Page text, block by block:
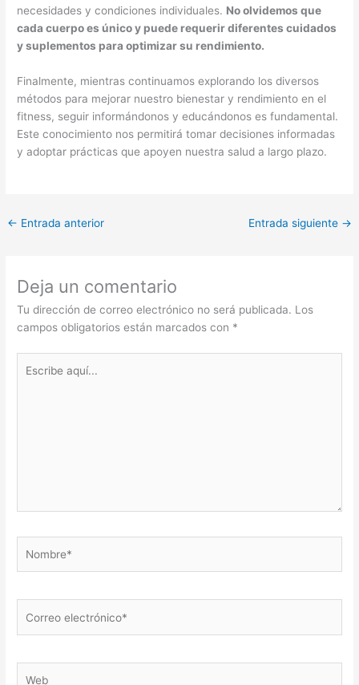
necesidades y condiciones individuales. No olvidemos que
cada cuerpo es único y puede requerir diferentes cuidados
y suplementos para optimizar su rendimiento.
Finalmente, mientras continuamos explorando los diversos
métodos para mejorar nuestro bienestar y rendimiento en el
fitness, seguir informándonos y educándonos es fundamental.
Este conocimiento nos permitirá tomar decisiones informadas
y adoptar prácticas que apoyen nuestra salud a largo plazo.
← Entrada anterior Entrada siguiente →
Deja un comentario
Tu dirección de correo electrónico no será publicada. Los
campos obligatorios están marcados con *
aquí...
electrónico*